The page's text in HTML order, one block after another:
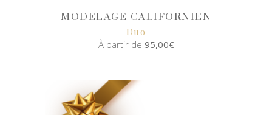
MODELAGE CALIFORNIEN
Duo
À partir de 95,00€
SELECT
OPTIONS